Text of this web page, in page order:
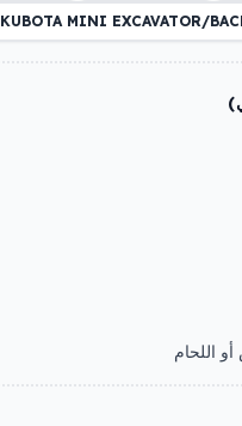
KUBOTA MINI EXCAVATOR/
اللحام